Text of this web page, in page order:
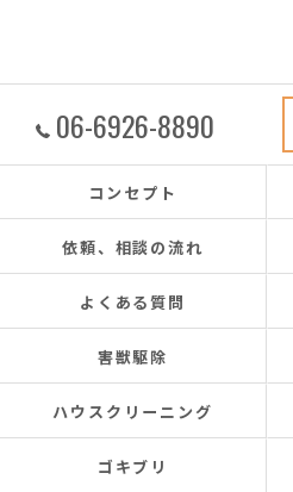
06-6926-8890
コンセプト
依頼、相談の流れ
よくある質問
害獣駆除
ハウスクリーニング
ゴキブリ